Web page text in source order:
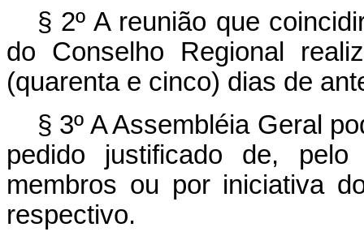
§ 2º A reunião que
do Conselho Regional
(quarenta e cinco) dias de
§ 3º A Assembléia Geral
pedido justificado de,
membros ou por iniciativa
respectivo.